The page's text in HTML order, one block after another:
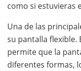
como si estuvieras
Una de las
su pantalla flexible.
permite que la
diferentes formas,